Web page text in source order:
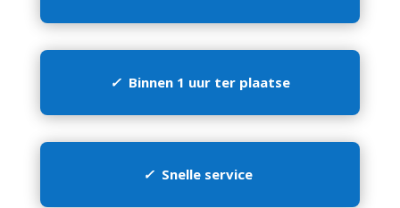
✓Binnen 1 uur ter plaatse
✓ Snelle service